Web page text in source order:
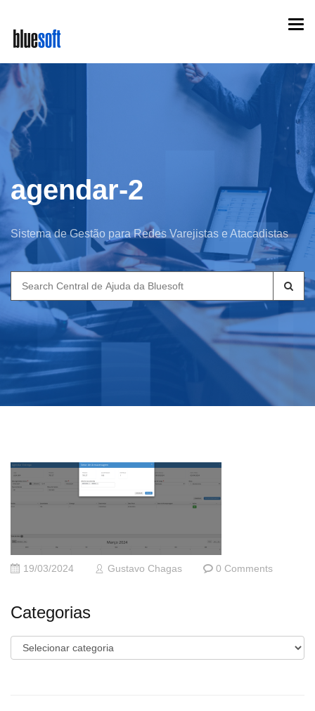
main
content
agendar-2
Sistema de Gestão para Redes Varejistas e Atacadistas
Search
for:
19/03/2024 Gustavo Chagas 0 Comments
Categorias
Categorias